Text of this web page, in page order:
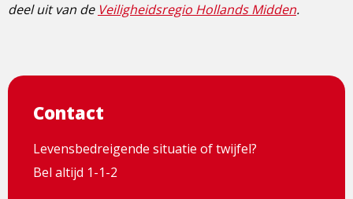
deel uit van de Veiligheidsregio Hollands Midden.
Contact
Levensbedreigende situatie of twijfel?
Bel altijd 1-1-2